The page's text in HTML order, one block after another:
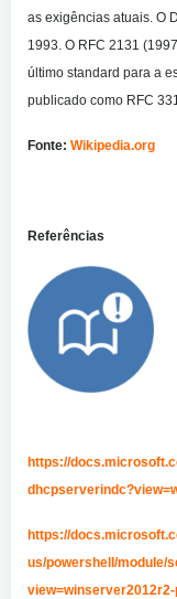
as exigências atuais. O
1993. O RFC 2131
último standard para a
publicado como RFC
Fonte: Wikipedia.org
Referências
https://
https://
us/powershell/module/
view=winserver2012r2-